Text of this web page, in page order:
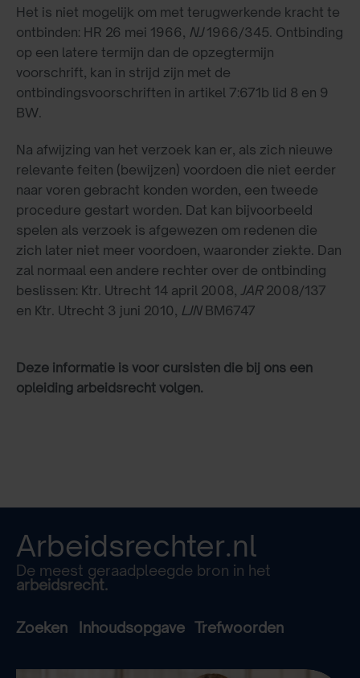
Het is niet mogelijk om met terugwerkende kracht te
ontbinden: HR 26 mei 1966, NJ1966/345. Ontbinding
op een latere termijn dan de opzegtermijn
voorschrift, kan in strijd zijn met de
ontbindingsvoorschriften in artikel 7:671b lid 8 en 9
BW.
Na afwijzing van het verzoek kan er, als zich nieuwe
relevante feiten (bewijzen) voordoen die niet eerder
naar voren gebracht konden worden, een tweede
procedure gestart worden. Dat kan bijvoorbeeld
spelen als verzoek is afgewezen om redenen die
zich later niet meer voordoen, waaronder ziekte. Dan
zal normaal een andere rechter over de ontbinding
beslissen: Ktr. Utrecht 14 april 2008, JAR2008/137
en Ktr. Utrecht 3 juni 2010, LJNBM6747
Deze informatie is voor cursisten die bij ons een
opleiding arbeidsrecht volgen.
Arbeidsrechter.nl
De meest geraadpleegde bron in het
arbeidsrecht.
Zoeken Inhoudsopgave Trefwoorden